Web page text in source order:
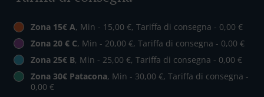
Zona 15€ A, Min - 15,00 €, Tariffa di consegna - 0,00 €
Zona 20 € C, Min - 20,00 €, Tariffa di consegna - 0,00 €
Zona 25€ B, Min - 25,00 €, Tariffa di consegna - 0,00 €
Zona 30€ Patacona, Min - 30,00 €, Tariffa di consegna -
0,00 €